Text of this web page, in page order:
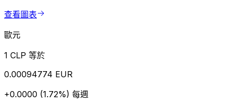
查看圖表
歐元
1 CLP 等於
0.00094774 EUR
+0.0000 (1.72%) 每週